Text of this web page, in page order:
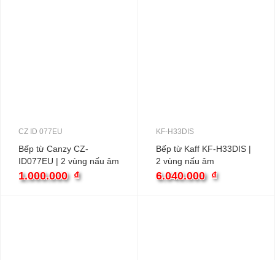
CZ ID 077EU
Bếp từ Canzy CZ-
ID077EU | 2 vùng nấu âm
1.000.000 ₫
KF-H33DIS
Bếp từ Kaff KF-H33DIS |
2 vùng nấu âm
6.040.000 ₫